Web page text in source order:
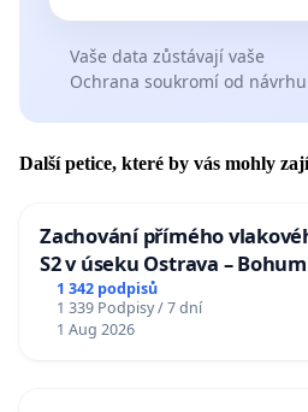
Vaše data zůstávají vaše
Ochrana soukromí od návrhu
Další petice, které by vás mohly
Zachování přímého
S2 v úseku Ostrava –
u Jablunkova
1 342 podpisů
1 339 Podpisy / 7 dní
1 Aug 2026